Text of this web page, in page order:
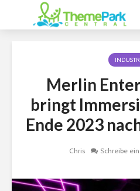
Merlin
bringt
Ende 2023
Chris Schreibe